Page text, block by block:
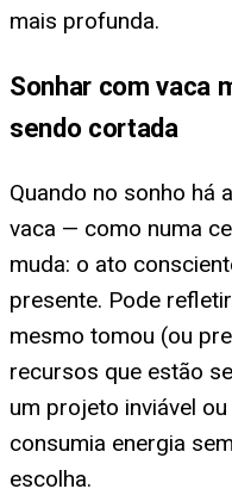
mais profunda.
Sonhar com vaca
sendo cortada
Quando no sonho há
vaca — como numa
muda: o ato
presente. Pode
mesmo tomou (ou
recursos que estão
um projeto inviável
consumia energia
escolha.